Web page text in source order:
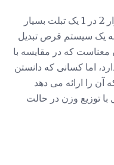
- ورودی Acer در بازار 2 در 1 یک تبلت بسیار
به یک سیستم قرص تبدیل
معناست که در مقایسه با
اما کسانی که دانستن
را ارائه می دهد
توزیع وزن در حالت